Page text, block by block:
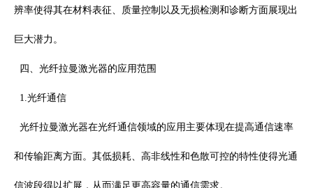
辨率使得其在材料表征、质量控制以及无损检测和诊断方面展现出
巨大潜力。
四、光纤拉曼激光器的应用范围
1.光纤通信
光纤拉曼激光器在光纤通信领域的应用主要体现在提高通信速率
和传输距离方面。其低损耗、高非线性和色散可控的特性使得光通
信波段得以扩展，从而满足更高容量的通信需求。